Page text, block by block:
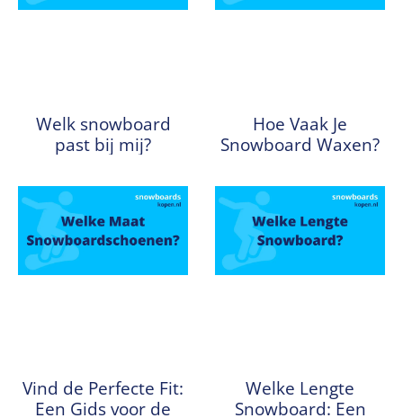
Welk snowboard
past bij mij?
Hoe Vaak Je
Snowboard Waxen?
Vind de Perfecte Fit:
Een Gids voor de
Welke Lengte
Snowboard: Een